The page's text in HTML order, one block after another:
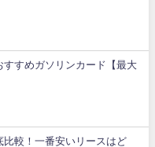
すすめガソリンカード【最大
比較！一番安いリースはど